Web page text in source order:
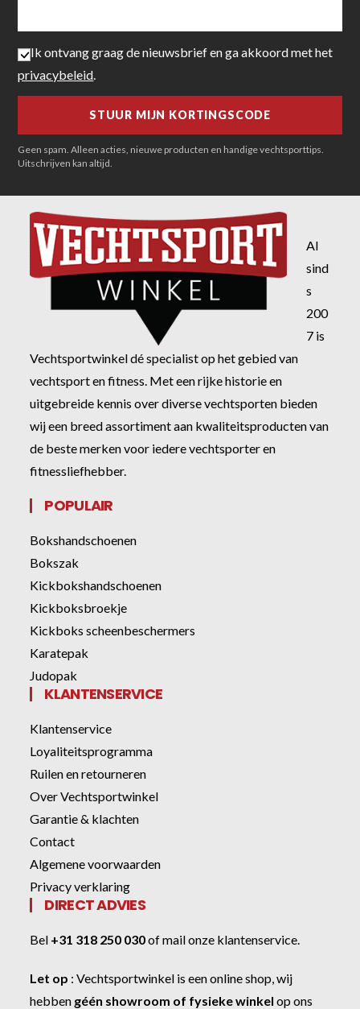
Ik ontvang graag de nieuwsbrief en ga akkoord met het
privacybeleid
Geen spam. Alleen acties, nieuwe producten en handige vechtsporttips.
Uitschrijven kan altijd.
Al
sind
s
200
7 is
Vechtsportwinkel dé specialist op het gebied van
vechtsport en fitness. Met een rijke historie en
uitgebreide kennis over diverse vechtsporten bieden
wij een breed assortiment aan kwaliteitsproducten van
de beste merken voor iedere vechtsporter en
fitnessliefhebber.
POPULAIR
Bokshandschoenen
Bokszak
Kickbokshandschoenen
Kickboksbroekje
Kickboks scheenbeschermers
Karatepak
Judopak
KLANTENSERVICE
Klantenservice
Loyaliteitsprogramma
Ruilen en retourneren
Over Vechtsportwinkel
Garantie & klachten
Contact
Algemene voorwaarden
Privacy verklaring
DIRECT ADVIES
Bel +31 318 250 030ofmail onze klantenservice
Let op :Vechtsportwinkel is een online shop, wij
hebben géén showroom of fysieke winkel op ons